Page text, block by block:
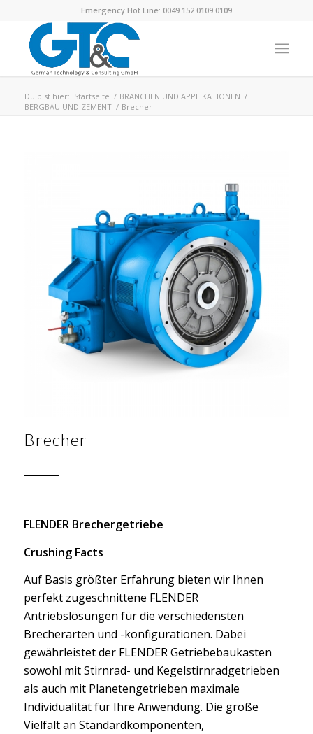
Emergency Hot Line: 0049 152 0109 0109
Du bist hier: Startseite / BRANCHEN UND APPLIKATIONEN /
BERGBAU UND ZEMENT / Brecher
Brecher
FLENDER Brechergetriebe
Crushing Facts
Auf Basis größter Erfahrung bieten wir Ihnen
perfekt zugeschnittene FLENDER
Antriebslösungen für die verschiedensten
Brecherarten und -konfigurationen. Dabei
gewährleistet der FLENDER Getriebebaukasten
sowohl mit Stirnrad- und Kegelstirnradgetrieben
als auch mit Planetengetrieben maximale
Individualität für Ihre Anwendung. Die große
Vielfalt an Standardkomponenten,